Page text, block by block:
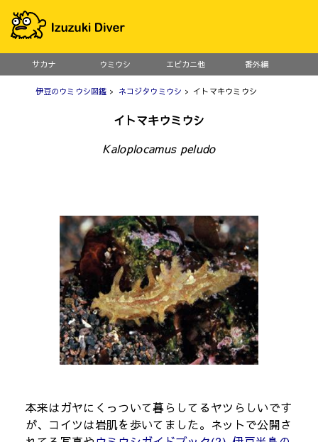
サカナ ウミウシ エビカニ他 番外編
伊豆のウミウシ図鑑 > ネコジタウミウシ > イトマキウミウシ
イトマキウミウシ
Kaloplocamus peludo
本来はガヤにくっついて暮らしてるヤツらしいです
が、コイツは岩肌を歩いてました。ネットで公開さ